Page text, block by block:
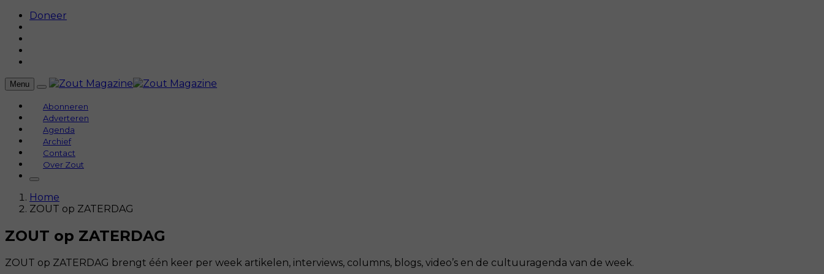
Doneer
Menu
Abonneren
Adverteren
Agenda
Archief
Contact
Over Zout
Home
ZOUT op ZATERDAG
ZOUT op ZATERDAG
ZOUT op ZATERDAG brengt één keer per week artikelen, interviews, columns, blogs, video’s en de cultuuragenda van de week.